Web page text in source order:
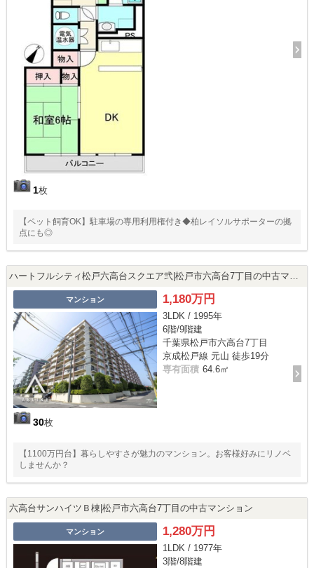
1枚
【ペット飼育OK】駐車場の専用利用権付き◆柏レイソルサポーターの拠
点にも◎
マンション
30枚
1,180万円
3LDK / 1995年
6階/9階建
千葉県松戸市六高台7丁目
京成松戸線 元山 徒歩19分
専有面積 64.6㎡
【1100万円台】暮らしやすさが魅力のマンション。お客様好みにリノベ
しませんか？
六高台サンハイツＢ棟|松戸市六高台7丁目の中古マンション
マンション 1,280万円
1LDK / 1977年
3階/8階建